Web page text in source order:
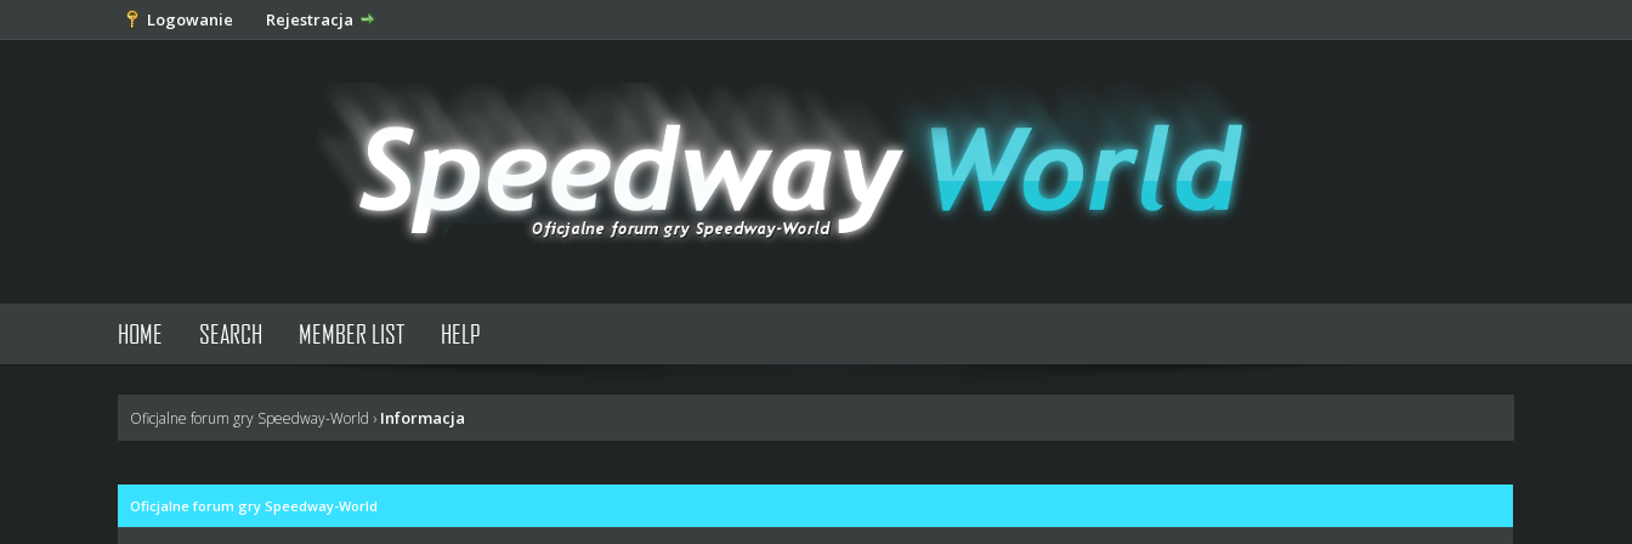
Logowanie Rejestracja
HOME SEARCH MEMBER LIST HELP
Oficjalne forum gry Speedway-World › Informacja
Oficjalne forum gry Speedway-World